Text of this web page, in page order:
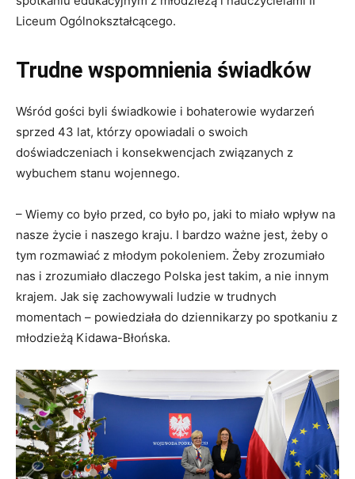
Liceum Ogólnokształcącego.
Trudne wspomnienia świadków
Wśród gości byli świadkowie i bohaterowie wydarzeń
sprzed 43 lat, którzy opowiadali o swoich
doświadczeniach i konsekwencjach związanych z
wybuchem stanu wojennego.
– Wiemy co było przed, co było po, jaki to miało wpływ na
nasze życie i naszego kraju. I bardzo ważne jest, żeby o
tym rozmawiać z młodym pokoleniem. Żeby zrozumiało
nas i zrozumiało dlaczego Polska jest takim, a nie innym
krajem. Jak się zachowywali ludzie w trudnych
momentach – powiedziała do dziennikarzy po spotkaniu z
młodzieżą Kidawa-Błońska.